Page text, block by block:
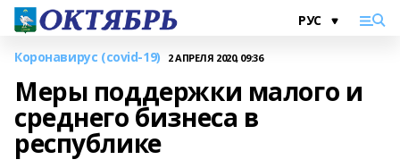
Коронавирус (covid-19) 2 АПРЕЛЯ 2020, 09:36
Меры поддержки малого и
среднего бизнеса в
республике